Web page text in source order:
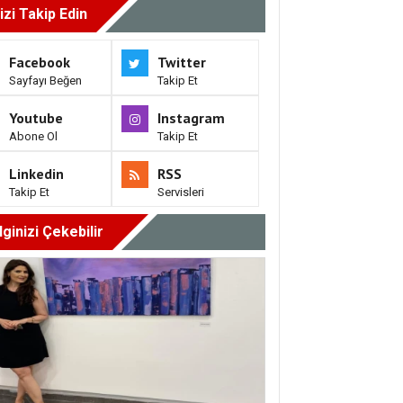
Takip Edin
Facebook
Sayfayı Beğen
Twitter
Takip Et
Youtube
Abone Ol
Instagram
Takip Et
Linkedin
Takip Et
RSS
Servisleri
Çekebilir